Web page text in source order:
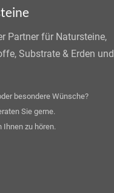
Partner für Natursteine,
Substrate & Erden und
besondere Wünsche?
Sie gerne.
Ihnen zu hören.